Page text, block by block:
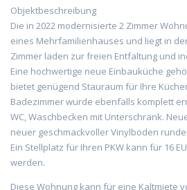
Objektbeschreibung
Die in 2022 modernisierte 2 Zimmer
eines Mehrfamilienhauses und liegt in
Zimmer laden zur freien Entfaltung und
Eine hochwertige neue Einbauküche
bietet genügend Stauraum für Ihre
Badezimmer wurde ebenfalls komplett
WC, Waschbecken mit Unterschrank.
neuer geschmackvoller Vinylboden
Ein Stellplatz für Ihren PKW kann für 16
werden.
Diese Wohnung kann für eine Kaltmiete